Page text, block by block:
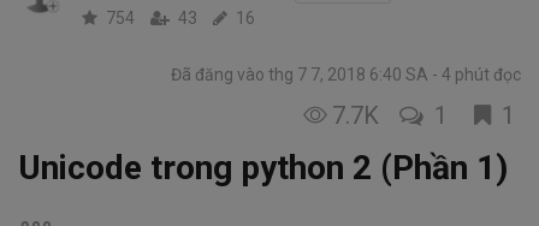
754 43 16
Đã đăng vào thg 7 7, 2018 6:40 SA 4 phút đọc
7.7K 1 1
Unicode trong python 2 (Phần 1)